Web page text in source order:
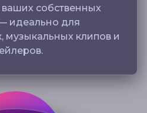
собственных
идеально для
музыкальных клипов и